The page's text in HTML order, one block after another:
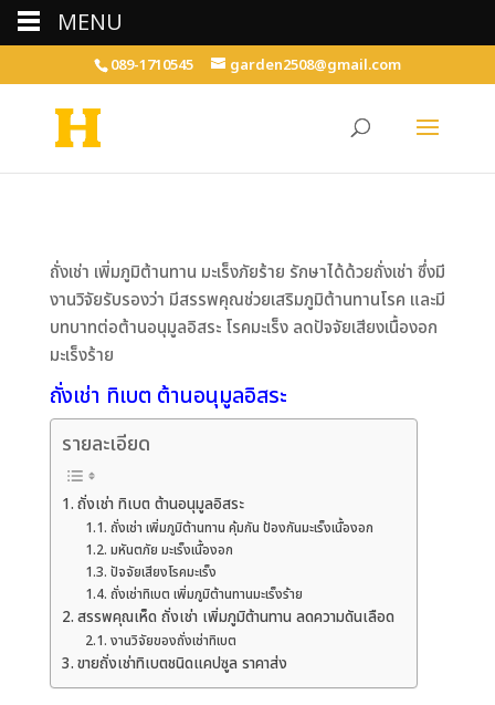
089-1710545 garden2508@gmail.com
ถั่งเช่า เพิ่มภูมิต้านทาน มะเร็งภัยร้าย รักษาได้ด้วยถั่งเช่า ซึ่งมี
งานวิจัยรับรองว่า มีสรรพคุณช่วยเสริมภูมิต้านทานโรค และมี
บทบาทต่อต้านอนุมูลอิสระ โรคมะเร็ง ลดปัจจัยเสียงเนื้องอก
มะเร็งร้าย
ถั่งเช่า ทิเบต ต้านอนุมูลอิสระ
รายละเอียด
ถั่งเช่า ทิเบต ต้านอนุมูลอิสระ
ถั่งเช่า เพิ่มภูมิต้านทาน คุ้มกัน ป้องกันมะเร็งเนื้องอก
มหันตภัย มะเร็งเนื้องอก
ปัจจัยเสียงโรคมะเร็ง
ถั่งเช่าทิเบต เพิ่มภูมิต้านทานมะเร็งร้าย
สรรพคุณเห็ด ถั่งเช่า เพิ่มภูมิต้านทาน ลดความดันเลือด
งานวิจัยของถั่งเช่าทิเบต
ขายถั่งเช่าทิเบตชนิดแคปซูล ราคาส่ง
MENU